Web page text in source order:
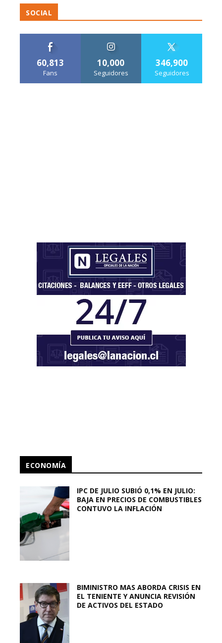
SOCIAL
60,813
Fans
10,000
Seguidores
346,900
Seguidores
ECONOMÍA
IPC DE JULIO SUBIÓ 0,1% EN JULIO:
BAJA EN PRECIOS DE COMBUSTIBLES
CONTUVO LA INFLACIÓN
BIMINISTRO MAS ABORDA CRISIS EN
EL TENIENTE Y ANUNCIA REVISIÓN
DE ACTIVOS DEL ESTADO